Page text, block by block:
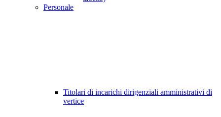
Personale
Titolari di incarichi dirigenziali amministrativi di
vertice